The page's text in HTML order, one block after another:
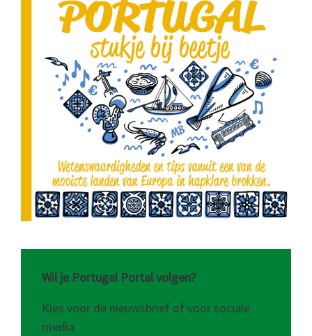
Wil je Portugal Portal volgen?
Kies voor de nieuwsbrief of voor sociale
media